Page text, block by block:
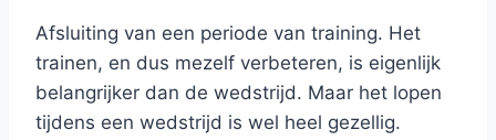
Afsluiting van een periode van training. Het
trainen, en dus mezelf verbeteren, is eigenlijk
belangrijker dan de wedstrijd. Maar het lopen
tijdens een wedstrijd is wel heel gezellig.